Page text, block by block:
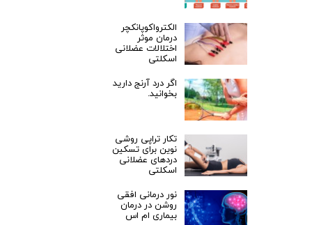
الکترواکوپانکچر
درمان موثر
اختلالات عضلانی
اسکلتی
اگر درد آرنج دارید
بخوانید.
تکار تراپی روشی
نوین برای تسکین
دردهای عضلانی
اسکلتی
نور درمانی افقی
روشن در درمان
بیماری ام اس